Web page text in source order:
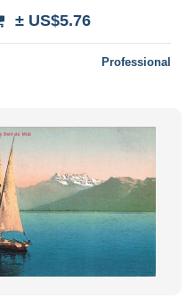
± US$5.76
Professional